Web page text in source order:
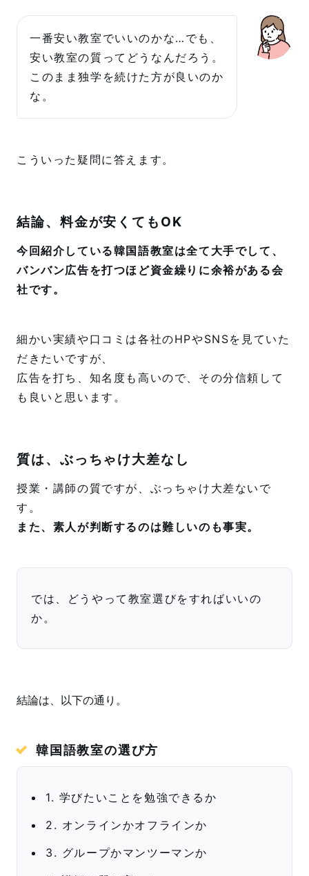
一番安い教室でいいのかな…でも、
安い教室の質ってどうなんだろう。
このまま独学を続けた方が良いのか
な。
こういった疑問に答えます。
結論、料金が安くてもOK
今回紹介している韓国語教室は全て大手でして、
バンバン広告を打つほど資金繰りに余裕がある会
社です。
細かい実績や口コミは各社のHPやSNSを見ていた
だきたいですが、
広告を打ち、知名度も高いので、その分信頼して
も良いと思います。
質は、ぶっちゃけ大差なし
授業・講師の質ですが、ぶっちゃけ大差ないで
す。
また、素人が判断するのは難しいのも事実。
では、どうやって教室選びをすればいいの
か。
結論は、以下の通り。
韓国語教室の選び方
1. 学びたいことを勉強できるか
2. オンラインかオフラインか
3. グループかマンツーマンか